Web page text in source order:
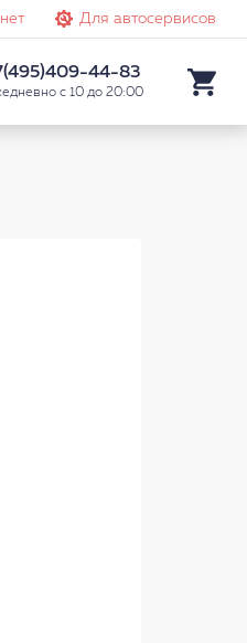
Для автосервисов
44-83
с 10 до 20:00